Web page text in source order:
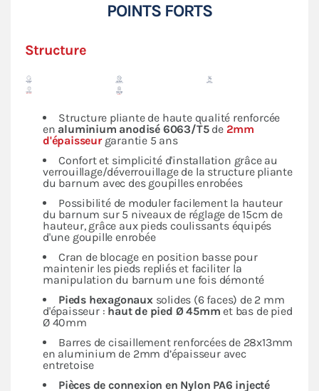
POINTS FORTS
Structure
Structure pliante de haute qualité renforcée
en aluminium anodisé 6063/T5de 2mm
d'épaisseurgarantie 5 ans
Confort et simplicité d'installation grâce au
verrouillage/déverrouillage de la structure pliante
du barnum avec des goupilles enrobées
Possibilité de moduler facilement la hauteur
du barnum sur 5 niveaux de réglage de 15cm de
hauteur, grâce aux pieds coulissants équipés
d'une goupille enrobée
Cran de blocage en position basse pour
maintenir les pieds repliés et faciliter la
manipulation du barnum une fois démonté
Pieds hexagonauxsolides (6 faces) de 2 mm
d'épaisseur : haut de pied Ø 45mm et bas de pied
Ø 40mm
Barres de cisaillement renforcées de 28x13mm
en aluminium de 2mm d’épaisseur avec
entretoise
Pièces de connexion en Nylon PA6 injecté